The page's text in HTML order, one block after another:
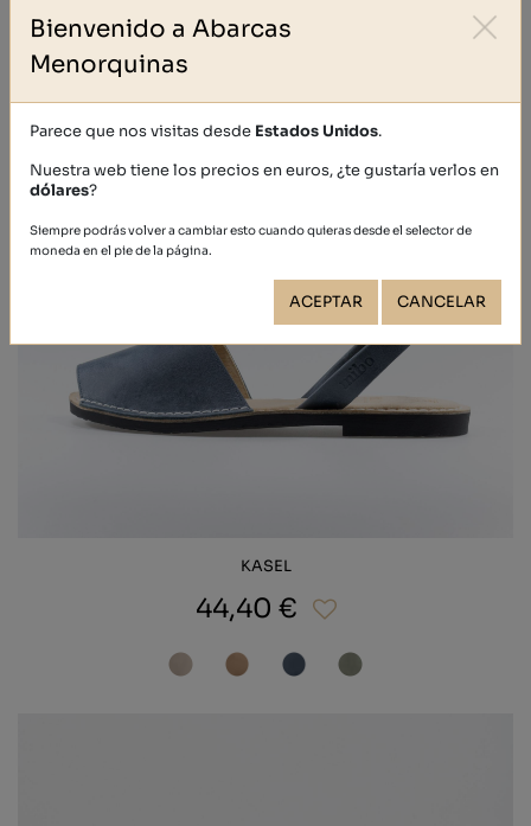
KASEL
44,40 €
Bienvenido a Abarcas
Menorquinas
Parece que nos visitas desde Estados Unidos.
Nuestra web tiene los precios en euros, ¿te gustaría verlos en
dólares?
Siempre podrás volver a cambiar esto cuando quieras desde el selector de
moneda en el pie de la página.
ACEPTAR CANCELAR